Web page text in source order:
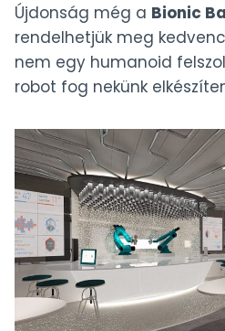
Újdonság még a Bionic
rendelhetjük meg
nem egy humanoid
robot fog nekünk